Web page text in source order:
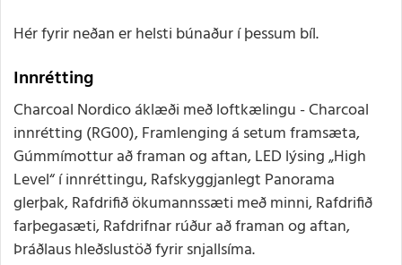
Hér fyrir neðan er helsti búnaður í þessum bíl.
Innrétting
Charcoal Nordico áklæði með loftkælingu - Charcoal
innrétting (RG00), Framlenging á setum framsæta,
Gúmmímottur að framan og aftan, LED lýsing „High
Level“ í innréttingu, Rafskyggjanlegt Panorama
glerþak, Rafdrifið ökumannssæti með minni, Rafdrifið
farþegasæti, Rafdrifnar rúður að framan og aftan,
Þráðlaus hleðslustöð fyrir snjallsíma.